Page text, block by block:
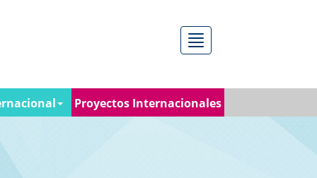
Menú
Proyectos Internacionales